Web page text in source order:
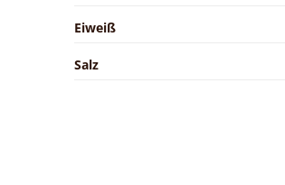
Eiweiß
Salz